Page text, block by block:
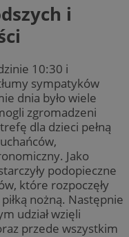
i
10:30 i
sympatyków
dnia było wiele
zgromadzeni
dla dzieci pełną
Jako
podopieczne
które rozpoczęły
nożną. Następnie
udział wzięli
przede wszystkim